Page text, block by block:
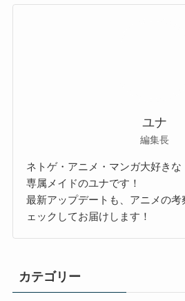
ユナ
編集長
ネトゲ・アニメ・マンガ大好きな
専属メイドのユナです！
最新アップデートも、アニメの
ェックしてお届けします！
カテゴリー